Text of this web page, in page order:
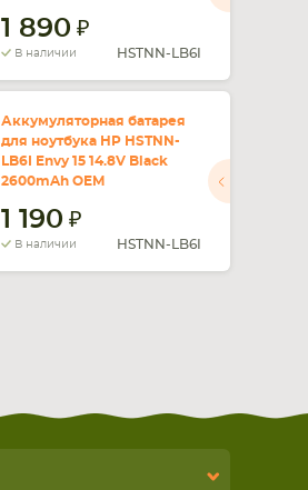
1 890
В наличии HSTNN-LB6I
Аккумуляторная батарея
для ноутбука HP HSTNN-
LB6I Envy 15 14.8V Black
2600mAh OEM
1 190
В наличии HSTNN-LB6I